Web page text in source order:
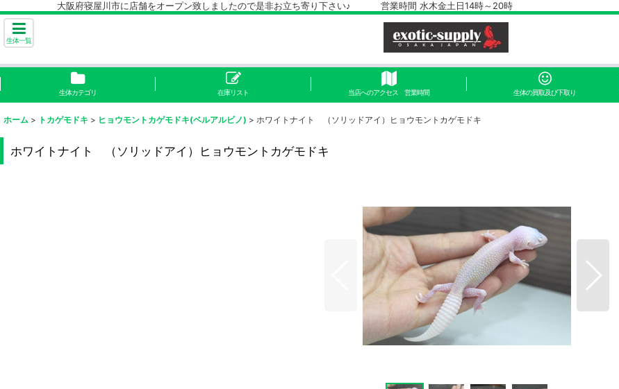
大阪府寝屋川市に店舗をオープン致しましたので是非お立ち寄り下さい♪ 営業時間 水木金土日14時～20時
生体一覧
生体カテゴリ 在庫リスト 当店へのアクセス 営業時間 生体の買取及び下取り
ホーム > トカゲモドキ > ヒョウモントカゲモドキ(ベルアルビノ) > ホワイトナイト （ソリッドアイ）ヒョウモントカゲモドキ
ホワイトナイト （ソリッドアイ）ヒョウモントカゲモドキ